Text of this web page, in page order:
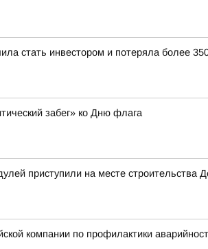
стать инвестором и потеряла более
забег» ко Дню флага
приступили на месте
компании по профилактики